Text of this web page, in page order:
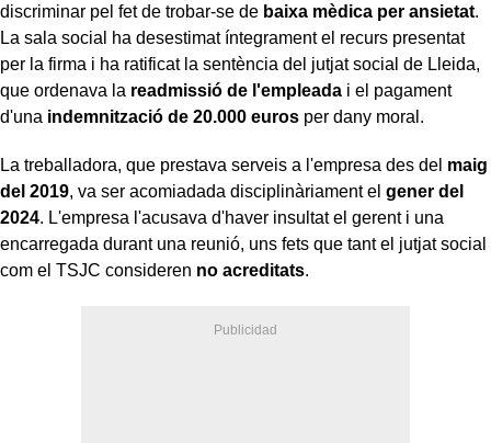
discriminar pel fet de trobar-se de baixa mèdica per ansietat.
La sala social ha desestimat íntegrament el recurs presentat
per la firma i ha ratificat la sentència del jutjat social de Lleida,
que ordenava la readmissió de l'empleada i el pagament
d'una indemnització de 20.000 euros per dany moral.
La treballadora, que prestava serveis a l'empresa des del maig
del 2019, va ser acomiadada disciplinàriament el gener del
2024. L'empresa l'acusava d'haver insultat el gerent i una
encarregada durant una reunió, uns fets que tant el jutjat social
com el TSJC consideren no acreditats.